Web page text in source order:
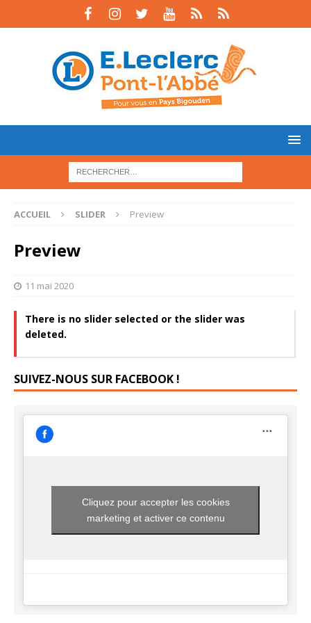
ACCUEIL SLIDER Preview
Preview
11 mai 2020
There is no slider selected or the slider was
deleted.
SUIVEZ-NOUS SUR FACEBOOK !
Cliquez pour accepter les cookies
marketing et activer ce contenu